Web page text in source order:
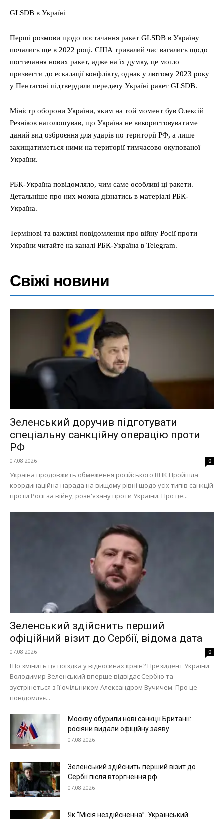
GLSDB в Україні
Перші розмови щодо постачання ракет GLSDB в Україну
почались ще в 2022 році. США тривалий час вагались щодо
постачання нових ракет, адже на їх думку, це могло
призвести до ескалації конфлікту, однак у лютому 2023 року
у Пентагоні підтвердили передачу Україні ракет GLSDB.
Міністр оборони України, яким на той момент був Олексій
Резніков наголошував, що Україна не використовуватиме
даний вид озброєння для ударів по території РФ, а лише
захищатиметься ними на території тимчасово окупованої
України.
РБК-Україна повідомляло, чим саме особливі ці ракети.
Детальніше про них можна дізнатись в матеріалі РБК-
Україна.
Термінові та важливі повідомлення про війну Росії проти
України читайте на каналі РБК-Україна в Telegram.
Свіжі новини
Зеленський доручив підготувати
спеціальну санкційну операцію проти
РФ
07.08.2026 0
Україна продовжить обмеження російського ВПК Пройшла
координаційна нарада на вищому рівні щодо усіх типів санкцій
проти Росії за війну, розв'язану проти України. Про це...
Зеленський здійснить перший
офіційний візит до Сербії, відома дата
07.08.2026 0
Що змінить ця поїздка у відносинах країн? Президент України
Володимир Зеленський вперше відвідає Сербію та
зустрінеться з її очільником Александром Вучичем. Про це
повідомляє...
Москву обурили нові санкції Британії:
росіяни видали офіційну заяву
07.08.2026
Зеленський здійснить перший візит до
Сербії після вторгнення рф
07.08.2026
Як “Місія нездійсненна”. Український